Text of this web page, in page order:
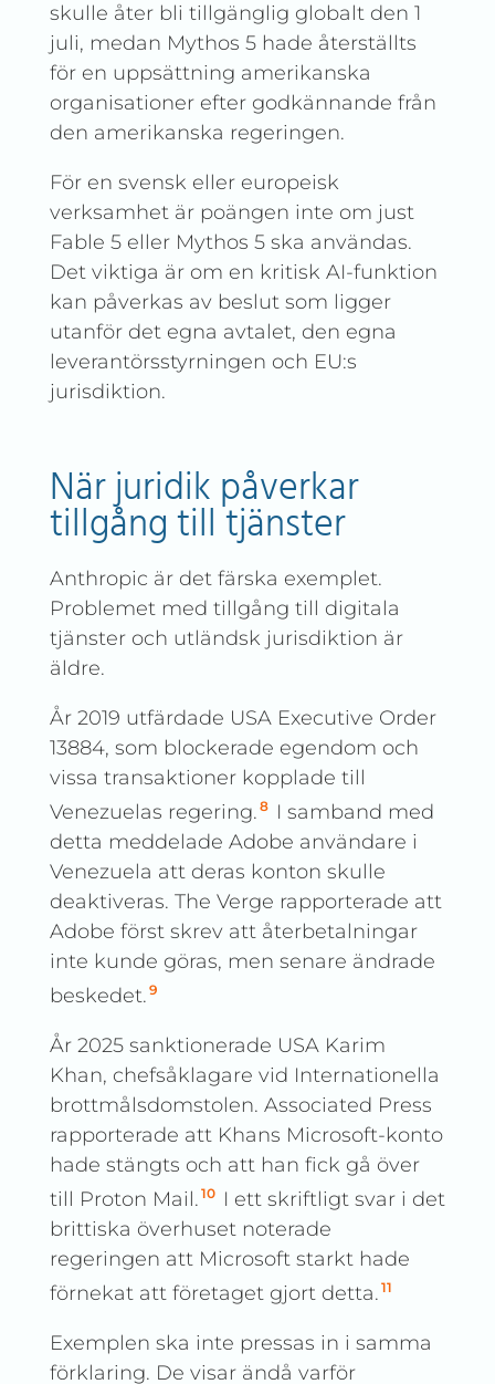
skulle åter bli tillgänglig globalt den 1
juli, medan Mythos 5 hade återställts
för en uppsättning amerikanska
organisationer efter godkännande från
den amerikanska regeringen.
För en svensk eller europeisk
verksamhet är poängen inte om just
Fable 5 eller Mythos 5 ska användas.
Det viktiga är om en kritisk AI-funktion
kan påverkas av beslut som ligger
utanför det egna avtalet, den egna
leverantörsstyrningen och EU:s
jurisdiktion.
När juridik påverkar
tillgång till tjänster
Anthropic är det färska exemplet.
Problemet med tillgång till digitala
tjänster och utländsk jurisdiktion är
äldre.
År 2019 utfärdade USA Executive Order
13884, som blockerade egendom och
vissa transaktioner kopplade till
Venezuelas regering. 8
I samband med
detta meddelade Adobe användare i
Venezuela att deras konton skulle
deaktiveras. The Verge rapporterade att
Adobe först skrev att återbetalningar
inte kunde göras, men senare ändrade
beskedet. 9
År 2025 sanktionerade USA Karim
Khan, chefsåklagare vid Internationella
brottmålsdomstolen. Associated Press
rapporterade att Khans Microsoft-konto
hade stängts och att han fick gå över
till Proton Mail. 10
I ett skriftligt svar i det
brittiska överhuset noterade
regeringen att Microsoft starkt hade
förnekat att företaget gjort detta. 11
Exemplen ska inte pressas in i samma
förklaring. De visar ändå varför